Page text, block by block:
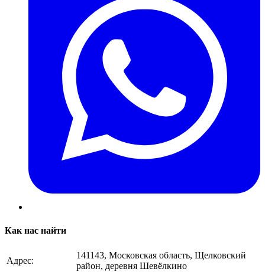
Как нас найти
Адрес:
141143, Московская область, Щелковский
район, деревня Шевёлкино